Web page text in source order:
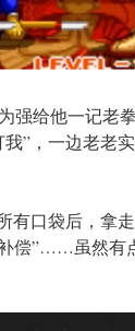
强给他一记老
”，一边老老
有口袋后，拿
偿”……虽然有